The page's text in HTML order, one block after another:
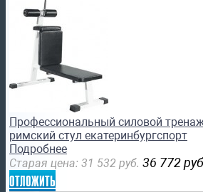
Профессиональный силовой
римский стул екатеринбургспорт
Подробнее
Старая цена: 31 532 руб. 36 772
отложить